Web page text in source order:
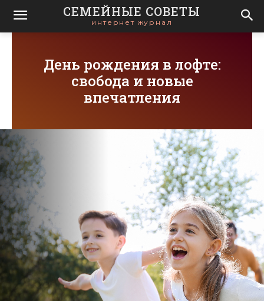
СЕМЕЙНЫЕ СОВЕТЫ
интернет журнал
День рождения в лофте:
свобода и новые
впечатления